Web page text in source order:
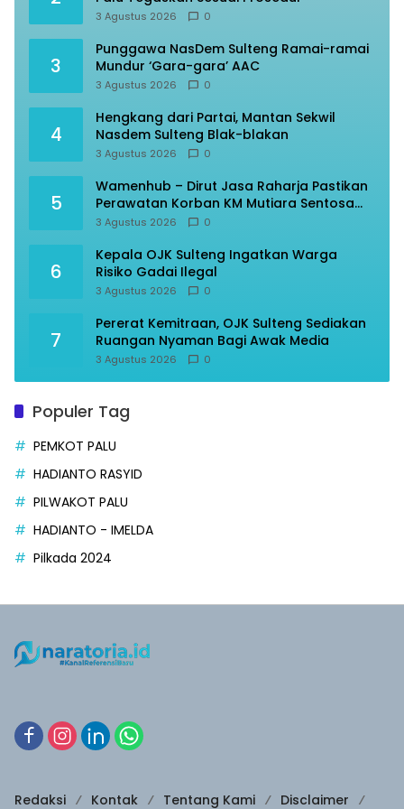
3 Agustus 2026 0
3
Punggawa NasDem Sulteng Ramai-ramai
Mundur ‘Gara-gara’ AAC
3 Agustus 2026 0
4
Hengkang dari Partai, Mantan Sekwil
Nasdem Sulteng Blak-blakan
3 Agustus 2026 0
5
Wamenhub – Dirut Jasa Raharja Pastikan
Perawatan Korban KM Mutiara Sentosa
Optimal
3 Agustus 2026 0
6
Kepala OJK Sulteng Ingatkan Warga
Risiko Gadai Ilegal
3 Agustus 2026 0
7
Pererat Kemitraan, OJK Sulteng Sediakan
Ruangan Nyaman Bagi Awak Media
3 Agustus 2026 0
Populer Tag
PEMKOT PALU
HADIANTO RASYID
PILWAKOT PALU
HADIANTO - IMELDA
Pilkada 2024
Redaksi Kontak Tentang Kami Disclaimer